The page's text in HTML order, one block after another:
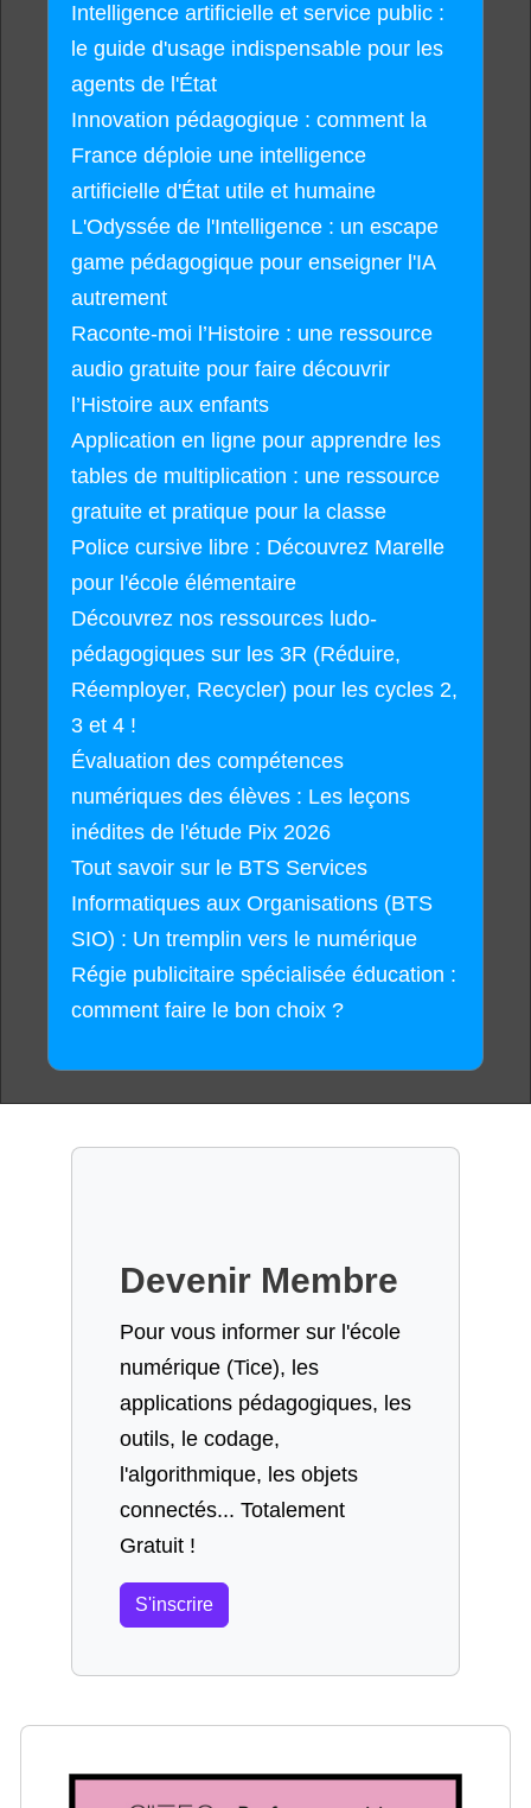
Intelligence artificielle et service public :
le guide d'usage indispensable pour les
agents de l'État
Innovation pédagogique : comment la
France déploie une intelligence
artificielle d'État utile et humaine
L'Odyssée de l'Intelligence : un escape
game pédagogique pour enseigner l'IA
autrement
Raconte-moi l’Histoire : une ressource
audio gratuite pour faire découvrir
l’Histoire aux enfants
Application en ligne pour apprendre les
tables de multiplication : une ressource
gratuite et pratique pour la classe
Police cursive libre : Découvrez Marelle
pour l'école élémentaire
Découvrez nos ressources ludo-
pédagogiques sur les 3R (Réduire,
Réemployer, Recycler) pour les cycles 2,
3 et 4 !
Évaluation des compétences
numériques des élèves : Les leçons
inédites de l'étude Pix 2026
Tout savoir sur le BTS Services
Informatiques aux Organisations (BTS
SIO) : Un tremplin vers le numérique
Régie publicitaire spécialisée éducation :
comment faire le bon choix ?
Devenir Membre
Pour vous informer sur l'école
numérique (Tice), les
applications pédagogiques, les
outils, le codage,
l'algorithmique, les objets
connectés... Totalement
Gratuit !
S'inscrire